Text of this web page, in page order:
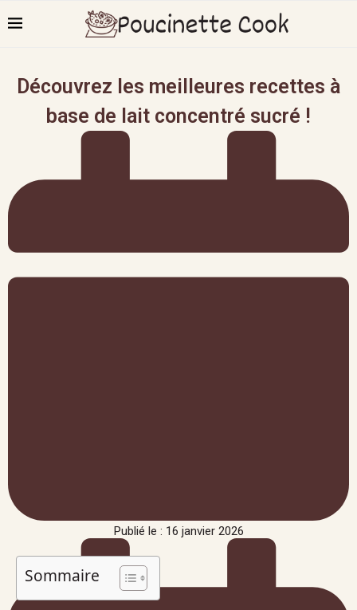
Découvrez les meilleures recettes à
base de lait concentré sucré !
Publié le : 16 janvier 2026
Sommaire